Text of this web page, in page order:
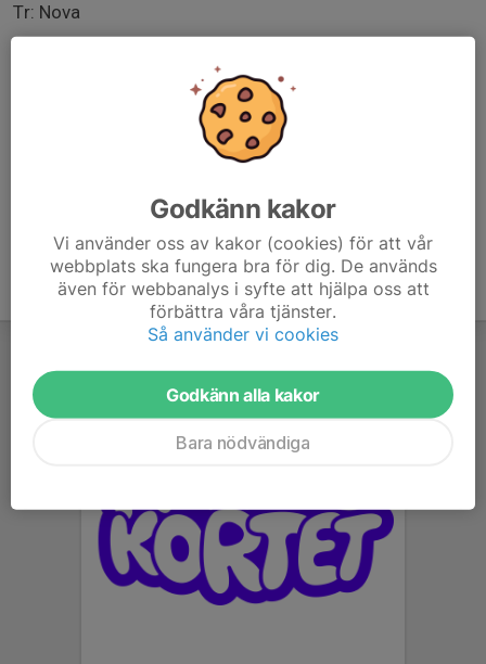
Tr: Nova
Godkänn kakor
Vi använder oss av kakor (cookies) för att vår
webbplats ska fungera bra för dig. De används
även för webbanalys i syfte att hjälpa oss att
förbättra våra tjänster.
Så använder vi cookies
Godkänn alla kakor
Bara nödvändiga